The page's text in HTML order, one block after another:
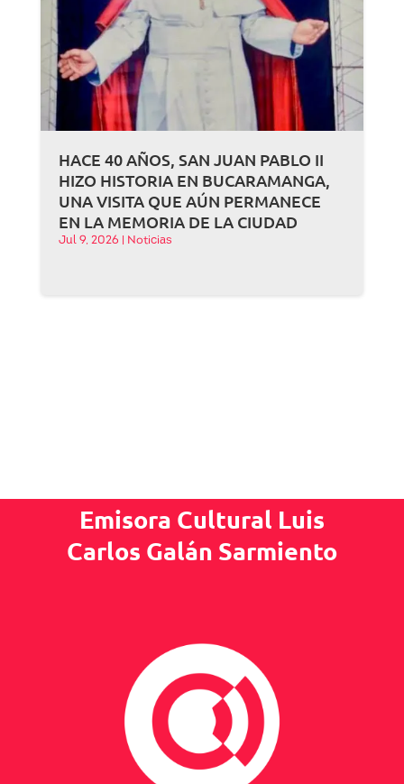
HACE 40 AÑOS, SAN JUAN PABLO II
HIZO HISTORIA EN BUCARAMANGA,
UNA VISITA QUE AÚN PERMANECE
EN LA MEMORIA DE LA CIUDAD
Jul 9, 2026 Noticias
Emisora Cultural Luis
Carlos Galán Sarmiento